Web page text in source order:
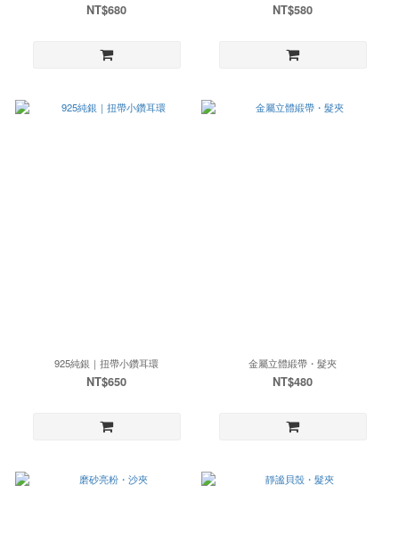
NT$680 NT$580
925純銀｜扭帶小鑽耳環
NT$650
金屬立體緞帶・髮夾
NT$480